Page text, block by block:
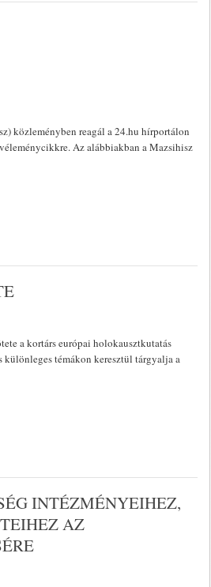
közleményben reagál a 24.hu hírportálon
Az alábbiakban a Mazsihisz
a kortárs európai holokausztkutatás
különleges témákon keresztül tárgyalja a
INTÉZMÉNYEIHEZ,
AZ